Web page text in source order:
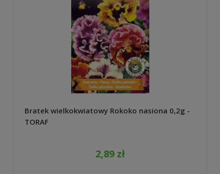
Bratek wielkokwiatowy Rokoko nasiona 0,2g -
TORAF
2,89 zł